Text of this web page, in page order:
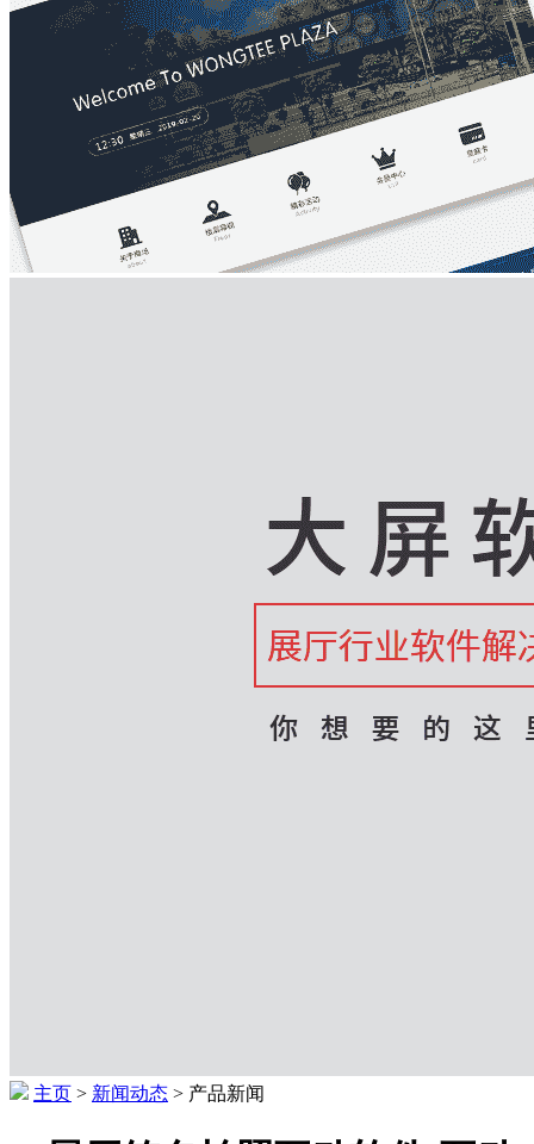
主页 > 新闻动态 > 产品新闻